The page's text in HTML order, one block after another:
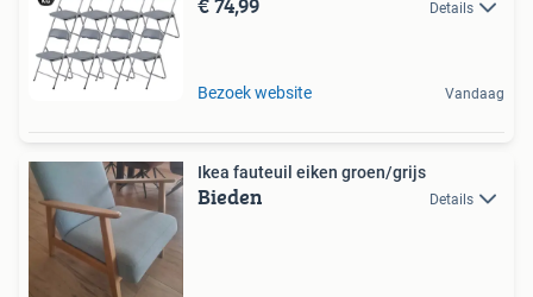
Details
Bezoek website Vandaag
Ikea fauteuil eiken groen/grijs
Bieden Details